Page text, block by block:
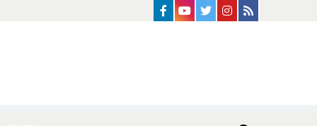
instagram
Twitter
Youtube
Facebook